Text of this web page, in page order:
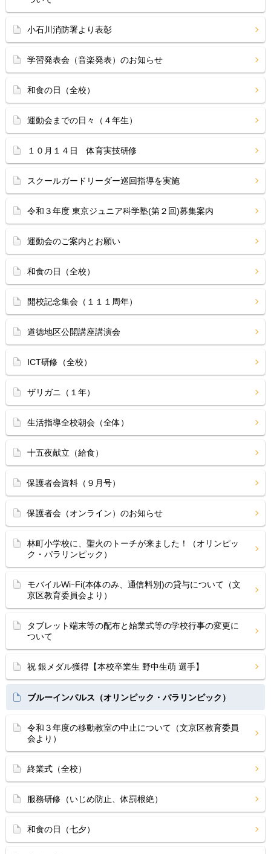
小石川消防署より表彰
学習発表会（音楽発表）のお知らせ
和食の日（全校）
運動会までの日々（４年生）
１０月１４日 体育実技研修
スクールガードリーダー巡回指導を実施
令和３年度 東京ジュニア科学塾(第２回)募集案内
運動会のご案内とお願い
和食の日（全校）
開校記念集会（１１１周年）
道徳地区公開講座講演会
ICT研修（全校）
ザリガニ（１年）
生活指導全校朝会（全体）
十五夜献立（給食）
保護者会資料（９月号）
保護者会（オンライン）のお知らせ
林町小学校に、聖火のトーチが来ました！（オリンピッ
ク・パラリンピック）
モバイルWiｰFi(本体のみ、通信料別)の貸与について（文
京区教育委員会より）
タブレット端末等の配布と始業式等の学校行事の変更に
ついて
祝 銀メダル獲得【本校卒業生 野中生萌 選手】
ブルーインパルス（オリンピック・パラリンピック）
令和３年度の移動教室の中止について（文京区教育委員
会より）
終業式（全校）
服務研修（いじめ防止、体罰根絶）
和食の日（七夕）